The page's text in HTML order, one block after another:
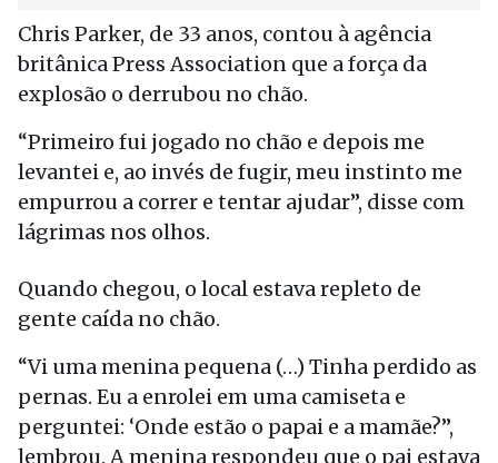
Chris Parker, de 33 anos, contou à agência
britânica Press Association que a força da
explosão o derrubou no chão.
“Primeiro fui jogado no chão e depois me
levantei e, ao invés de fugir, meu instinto me
empurrou a correr e tentar ajudar”, disse com
lágrimas nos olhos.
Quando chegou, o local estava repleto de
gente caída no chão.
“Vi uma menina pequena (…) Tinha perdido as
pernas. Eu a enrolei em uma camiseta e
perguntei: ‘Onde estão o papai e a mamãe?”,
lembrou. A menina respondeu que o pai estava